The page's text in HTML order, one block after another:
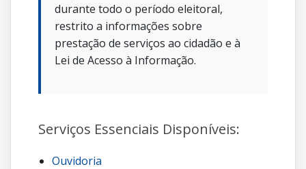
durante todo o período eleitoral,
restrito a informações sobre
prestação de serviços ao cidadão e à
Lei de Acesso à Informação.
Serviços Essenciais Disponíveis:
Ouvidoria